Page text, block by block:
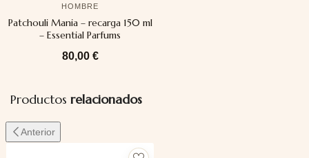
HOMBRE
Patchouli Mania – recarga 150 ml
– Essential Parfums
80,00 €
Productos relacionados
Anterior